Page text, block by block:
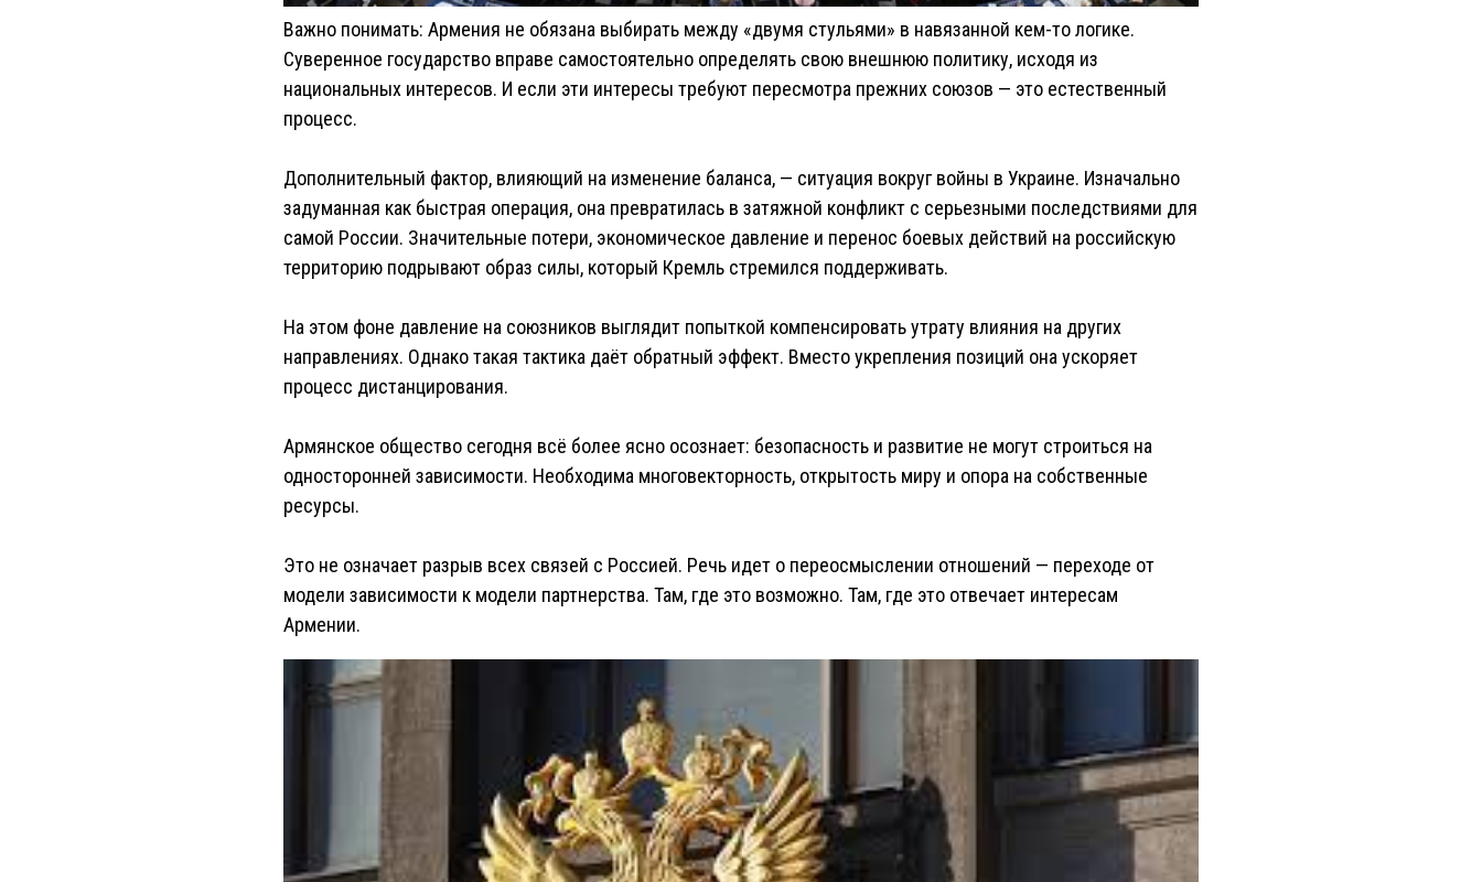
Важно понимать: Армения не обязана выбирать между «двумя стульями» в навязанной кем-то логике.
Суверенное государство вправе самостоятельно определять свою внешнюю политику, исходя из
национальных интересов. И если эти интересы требуют пересмотра прежних союзов — это естественный
процесс.
Дополнительный фактор, влияющий на изменение баланса, — ситуация вокруг войны в Украине. Изначально
задуманная как быстрая операция, она превратилась в затяжной конфликт с серьезными последствиями для
самой России. Значительные потери, экономическое давление и перенос боевых действий на российскую
территорию подрывают образ силы, который Кремль стремился поддерживать.
На этом фоне давление на союзников выглядит попыткой компенсировать утрату влияния на других
направлениях. Однако такая тактика даёт обратный эффект. Вместо укрепления позиций она ускоряет
процесс дистанцирования.
Армянское общество сегодня всё более ясно осознает: безопасность и развитие не могут строиться на
односторонней зависимости. Необходима многовекторность, открытость миру и опора на собственные
ресурсы.
Это не означает разрыв всех связей с Россией. Речь идет о переосмыслении отношений — переходе от
модели зависимости к модели партнерства. Там, где это возможно. Там, где это отвечает интересам
Армении.